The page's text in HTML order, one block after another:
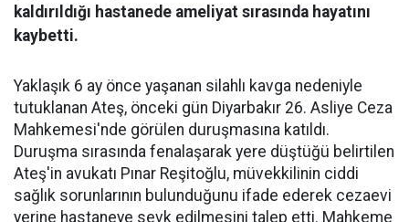
kaldırıldığı hastanede ameliyat sırasında hayatını
kaybetti.
Yaklaşık 6 ay önce yaşanan silahlı kavga nedeniyle
tutuklanan Ateş, önceki gün Diyarbakır 26. Asliye Ceza
Mahkemesi'nde görülen duruşmasına katıldı.
Duruşma sırasında fenalaşarak yere düştüğü belirtilen
Ateş'in avukatı Pınar Reşitoğlu, müvekkilinin ciddi
sağlık sorunlarının bulunduğunu ifade ederek cezaevi
yerine hastaneye sevk edilmesini talep etti. Mahkeme